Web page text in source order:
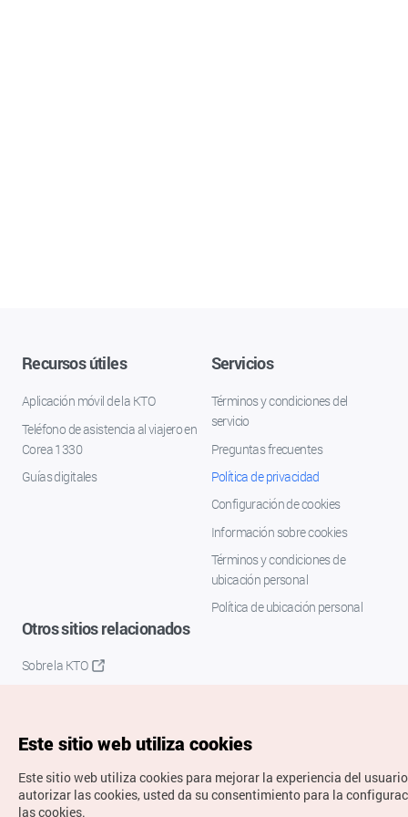
Recursos útiles
Aplicación móvil de la KTO
Teléfono de asistencia al viajero en
Corea 1330
Guías digitales
Servicios
Términos y condiciones del
servicio
Preguntas frecuentes
Política de privacidad
Configuración de cookies
Información sobre cookies
Términos y condiciones de
ubicación personal
Política de ubicación personal
Otros sitios relacionados
Sobre la KTO
Este sitio web utiliza cookies
Este sitio web utiliza cookies para mejorar la experiencia del
autorizar las cookies, usted da su consentimiento para la
las cookies.